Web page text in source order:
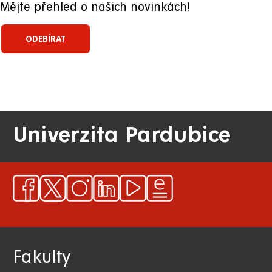
Mějte přehled o našich novinkách!
Univerzita Pardubice
Fakulty